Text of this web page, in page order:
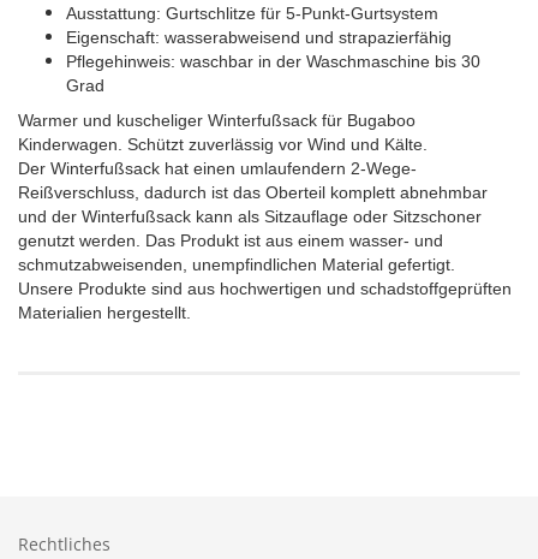
Ausstattung: Gurtschlitze für 5-Punkt-Gurtsystem
Eigenschaft: wasserabweisend und strapazierfähig
Pflegehinweis: waschbar in der Waschmaschine bis 30
Grad
Warmer und kuscheliger Winterfußsack für Bugaboo
Kinderwagen. Schützt zuverlässig vor Wind und Kälte.
Der Winterfußsack hat einen umlaufendern 2-Wege-
Reißverschluss, dadurch ist das Oberteil komplett abnehmbar
und der Winterfußsack kann als Sitzauflage oder Sitzschoner
genutzt werden. Das Produkt ist aus einem wasser- und
schmutzabweisenden, unempfindlichen Material gefertigt.
Unsere Produkte sind aus hochwertigen und schadstoffgeprüften
Materialien hergestellt.
Rechtliches